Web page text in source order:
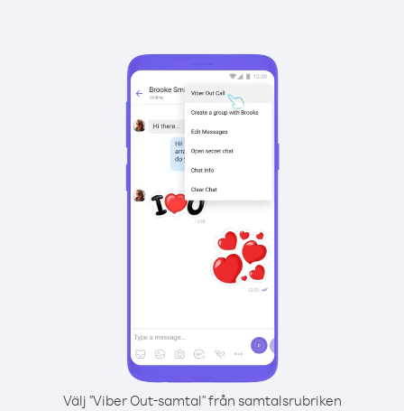
Välj "Viber Out-samtal" från samtalsrubriken